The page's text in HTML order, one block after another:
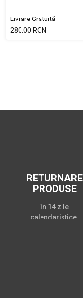
Livrare Gratuită
280.00 RON
RETURNARE
PRODUSE
în 14 zile
calendaristice.